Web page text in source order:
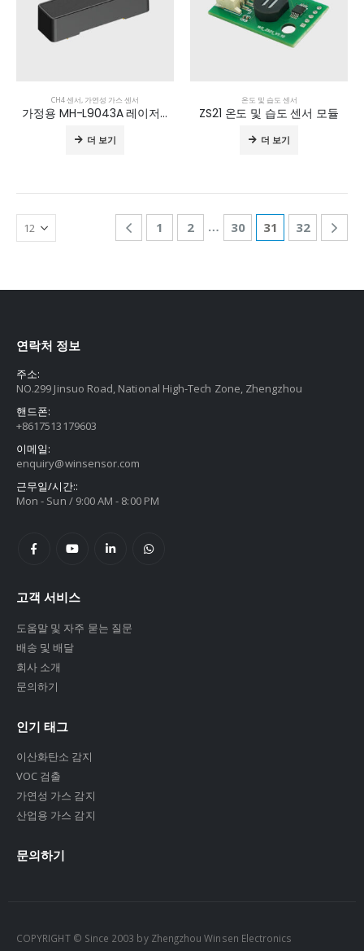
CH4 센서, 가연성 가스 센서
가정용 MH-L9043A 레이저 메탄 센서 모듈
더 보기
온도 및 습도 센서
ZS21 온도 및 습도 센서 모듈
더 보기
1 2 … 30 31 32
연락처 정보
주소:
NO.299 Jinsuo Road, National High-Tech Zone, Zhengzhou
핸드폰:
+8617513179603
이메일:
enquiry@winsensor.com
근무일/시간::
Mon - Sun / 9:00 AM - 8:00 PM
고객 서비스
도움말 및 자주 묻는 질문
배송 및 배달
회사 소개
문의하기
인기 태그
이산화탄소 감지
VOC 검출
가연성 가스 감지
산업용 가스 감지
문의하기
COPYRIGHT © Since 2003 by Zhengzhou Winsen Electronics